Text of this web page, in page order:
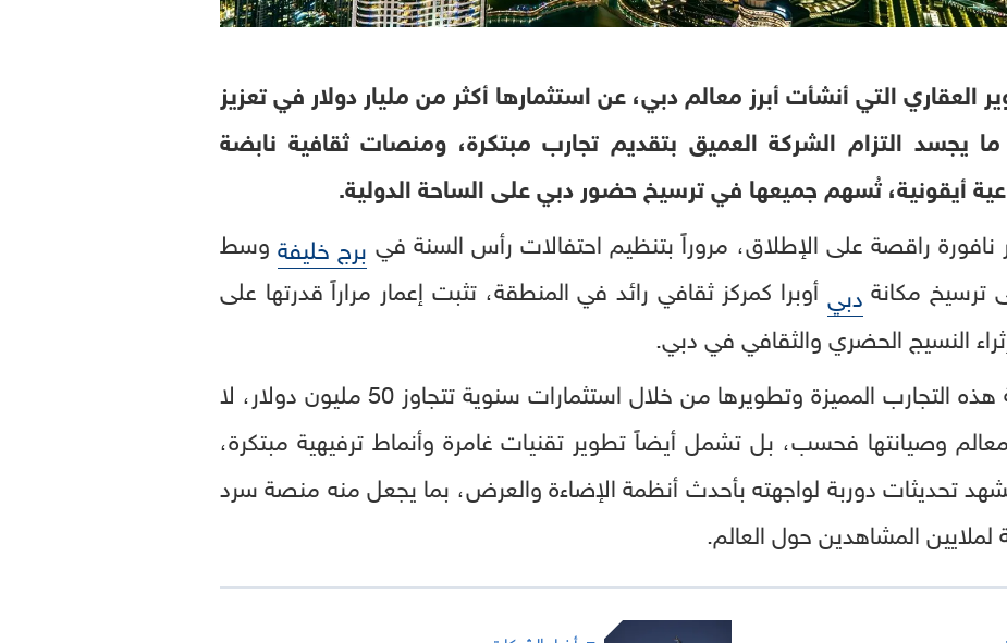
العقاري التي أنشأت أبرز معالم دبي، عن استثمارها أكثر من مليار دولار في تعزيز
ما يجسد التزام الشركة العميق بتقديم تجارب مبتكرة، ومنصات ثقافية نابضة
أيقونية، تُسهم جميعها في ترسيخ حضور دبي على الساحة الدولية.
نافورة راقصة على الإطلاق، مروراً بتنظيم احتفالات رأس السنة في برج خليفةوسط
ترسيخ مكانة دبي أوبرا كمركز ثقافي رائد في المنطقة، تثبت إعمار مراراً قدرتها على
النسيج الحضري والثقافي في دبي.
على استدامة هذه التجارب المميزة وتطويرها من خلال استثمارات سنوية تتجاوز 50 مليون دولار، لا
وصيانتها فحسب، بل تشمل أيضاً تطوير تقنيات غامرة وأنماط ترفيهية مبتكرة،
تحديثات دوربة لواجهته بأحدث أنظمة الإضاءة والعرض، بما يجعل منه منصة سرد
المشاهدين حول العالم.